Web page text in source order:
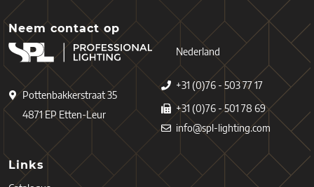
Neem contact op
Pottenbakkerstraat 35
4871 EP Etten-Leur
Nederland
+31 (0)76 - 503 77 17
+31 (0)76 - 501 78 69
info@spl-lighting.com
Links